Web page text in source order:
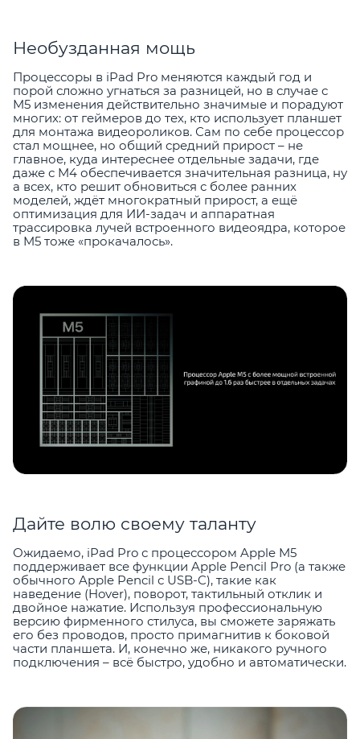
Необузданная мощь
Процессоры в iPad Pro меняются каждый год и
порой сложно угнаться за разницей, но в случае с
M5 изменения действительно значимые и порадуют
многих: от геймеров до тех, кто использует планшет
для монтажа видеороликов. Сам по себе процессор
стал мощнее, но общий средний прирост – не
главное, куда интереснее отдельные задачи, где
даже с M4 обеспечивается значительная разница, ну
а всех, кто решит обновиться с более ранних
моделей, ждёт многократный прирост, а ещё
оптимизация для ИИ-задач и аппаратная
трассировка лучей встроенного видеоядра, которое
в M5 тоже «прокачалось».
Дайте волю своему таланту
Ожидаемо, iPad Pro с процессором Apple M5
поддерживает все функции Apple Pencil Pro (а также
обычного Apple Pencil с USB-C), такие как
наведение (Hover), поворот, тактильный отклик и
двойное нажатие. Используя профессиональную
версию фирменного стилуса, вы сможете заряжать
его без проводов, просто примагнитив к боковой
части планшета. И, конечно же, никакого ручного
подключения – всё быстро, удобно и автоматически.